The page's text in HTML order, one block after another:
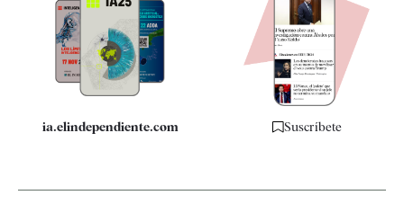
Quiénes somos
Especificaciones
ia.elindependiente.com Suscríbete